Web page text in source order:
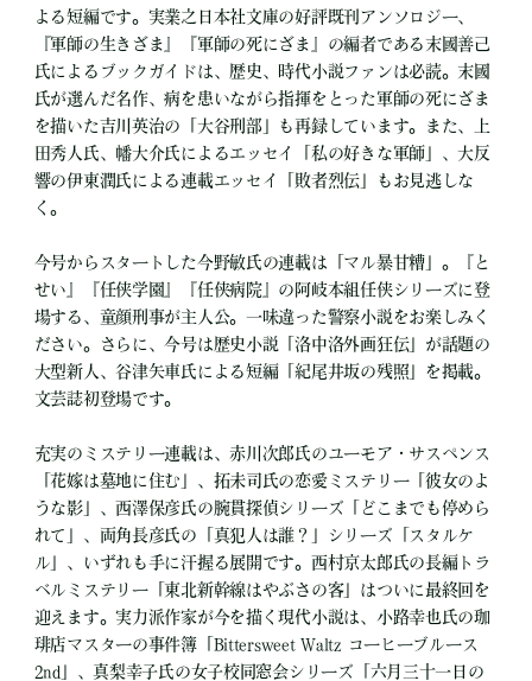
よる短編です。実業之日本社文庫の好評既刊アンソロジー、
『軍師の生きざま』『軍師の死にざま』の編者である末國善己
氏によるブックガイドは、歴史、時代小説ファンは必読。末國
氏が選んだ名作、病を患いながら指揮をとった軍師の死にざま
を描いた吉川英治の「大谷刑部」も再録しています。また、上
田秀人氏、幡大介氏によるエッセイ「私の好きな軍師」、大反
響の伊東潤氏による連載エッセイ「敗者烈伝」もお見逃しな
く。
今号からスタートした今野敏氏の連載は「マル暴甘糟」。『と
せい』『任侠学園』『任侠病院』の阿岐本組任侠シリーズに登
場する、童顔刑事が主人公。一味違った警察小説をお楽しみく
ださい。さらに、今号は歴史小説「洛中洛外画狂伝」が話題の
大型新人、谷津矢車氏による短編「紀尾井坂の残照」を掲載。
文芸誌初登場です。
充実のミステリー連載は、赤川次郎氏のユーモア・サスペンス
「花嫁は墓地に住む」、拓未司氏の恋愛ミステリー「彼女のよ
うな影」、西澤保彦氏の腕貫探偵シリーズ「どこまでも停めら
れて」、両角長彦氏の「真犯人は誰？」シリーズ「スタルケ
ル」、いずれも手に汗握る展開です。西村京太郎氏の長編トラ
ベルミステリー「東北新幹線はやぶさの客」はついに最終回を
迎えます。実力派作家が今を描く現代小説は、小路幸也氏の珈
琲店マスターの事件簿「Bittersweet Waltz コーヒーブルース
2nd」、真梨幸子氏の女子校同窓会シリーズ「六月三十一日の